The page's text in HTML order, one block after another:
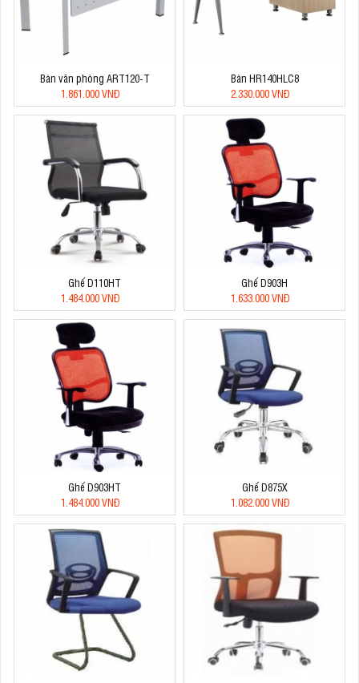
Bàn văn phòng ART120-T
1.861.000 VNĐ
Bàn HR140HLC8
2.330.000 VNĐ
Ghế D110HT
1.484.000 VNĐ
Ghế D903H
1.633.000 VNĐ
Ghế D903HT
1.484.000 VNĐ
Ghế D875X
1.082.000 VNĐ